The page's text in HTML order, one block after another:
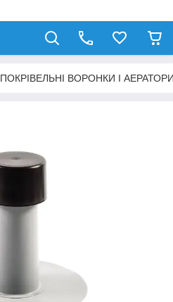
ПОКРІВЕЛЬНІ ВОРОНКИ І